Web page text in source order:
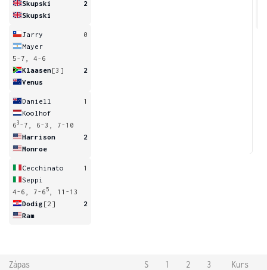
Skupski
2
Skupski
Jarry
0
Mayer
5-7, 4-6
Klaasen[3]
2
Venus
Daniell
1
Koolhof
63 -7, 6-3, 7-10
Harrison
2
Monroe
Cecchinato
1
Seppi
4-6, 7-6 5
, 11-13
Dodig [2]
2
Ram
Zápas S 1 2 3
Kurs